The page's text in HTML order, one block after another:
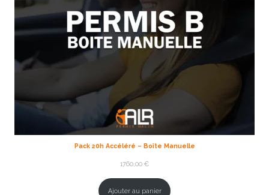
Pack 20h Accéléré – Boîte Manuelle
1760,00 €
Ajouter au panier